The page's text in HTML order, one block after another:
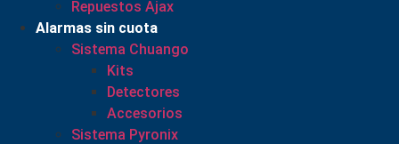
Repuestos Ajax
Alarmas sin cuota
Sistema Chuango
Kits
Detectores
Accesorios
Sistema Pyronix